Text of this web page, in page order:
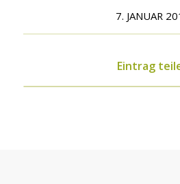
7. JANUAR
Eintrag